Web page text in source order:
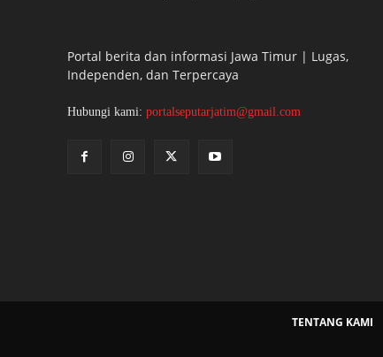
Portal berita dan informasi Jawa Timur | Lugas,
Independen, dan Terpercaya
Hubungi kami: portalseputarjatim@gmail.com
TENTANG KAMI